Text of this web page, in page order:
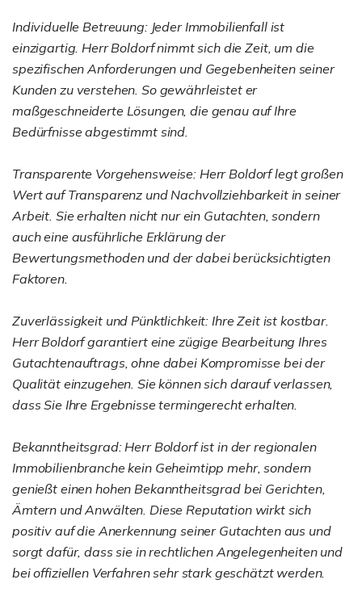
Individuelle Betreuung: Jeder Immobilienfall ist
einzigartig. Herr Boldorf nimmt sich die Zeit, um die
spezifischen Anforderungen und Gegebenheiten seiner
Kunden zu verstehen. So gewährleistet er
maßgeschneiderte Lösungen, die genau auf Ihre
Bedürfnisse abgestimmt sind.
Transparente Vorgehensweise: Herr Boldorf legt großen
Wert auf Transparenz und Nachvollziehbarkeit in seiner
Arbeit. Sie erhalten nicht nur ein Gutachten, sondern
auch eine ausführliche Erklärung der
Bewertungsmethoden und der dabei berücksichtigten
Faktoren.
Zuverlässigkeit und Pünktlichkeit: Ihre Zeit ist kostbar.
Herr Boldorf garantiert eine zügige Bearbeitung Ihres
Gutachtenauftrags, ohne dabei Kompromisse bei der
Qualität einzugehen. Sie können sich darauf verlassen,
dass Sie Ihre Ergebnisse termingerecht erhalten.
Bekanntheitsgrad: Herr Boldorf ist in der regionalen
Immobilienbranche kein Geheimtipp mehr, sondern
genießt einen hohen Bekanntheitsgrad bei Gerichten,
Ämtern und Anwälten. Diese Reputation wirkt sich
positiv auf die Anerkennung seiner Gutachten aus und
sorgt dafür, dass sie in rechtlichen Angelegenheiten und
bei offiziellen Verfahren sehr stark geschätzt werden.